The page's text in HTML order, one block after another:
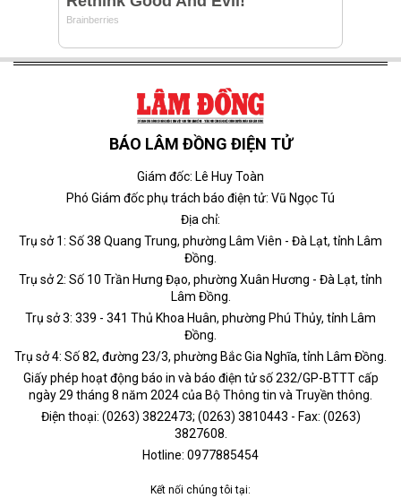
BÁO LÂM ĐỒNG ĐIỆN TỬ
Giám đốc: Lê Huy Toàn
Phó Giám đốc phụ trách báo điện tử: Vũ Ngọc Tú
Địa chỉ:
Trụ sở 1: Số 38 Quang Trung, phường Lâm Viên - Đà Lạt, tỉnh Lâm
Đồng.
Trụ sở 2: Số 10 Trần Hưng Đạo, phường Xuân Hương - Đà Lạt, tỉnh
Lâm Đồng.
Trụ sở 3: 339 - 341 Thủ Khoa Huân, phường Phú Thủy, tỉnh Lâm
Đồng.
Trụ sở 4: Số 82, đường 23/3, phường Bắc Gia Nghĩa, tỉnh Lâm Đồng.
Giấy phép hoạt động báo in và báo điện tử số 232/GP-BTTT cấp
ngày 29 tháng 8 năm 2024 của Bộ Thông tin và Truyền thông.
Điện thoại: (0263) 3822473; (0263) 3810443 - Fax: (0263)
3827608.
Hotline: 0977885454
Kết nối chúng tôi tại: